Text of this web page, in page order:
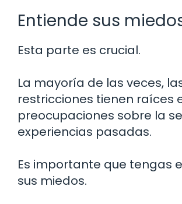
Entiende sus
Esta parte es crucial.
La mayoría de las veces,
restricciones tienen raíces
preocupaciones sobre la
experiencias pasadas.
Es importante que tengas
sus miedos.